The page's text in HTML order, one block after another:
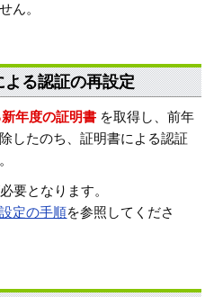
ん。
る認証の再設定
年度の証明書 を取得し、前年
したのち、証明書による認証
要となります。
定の手順を参照してくださ